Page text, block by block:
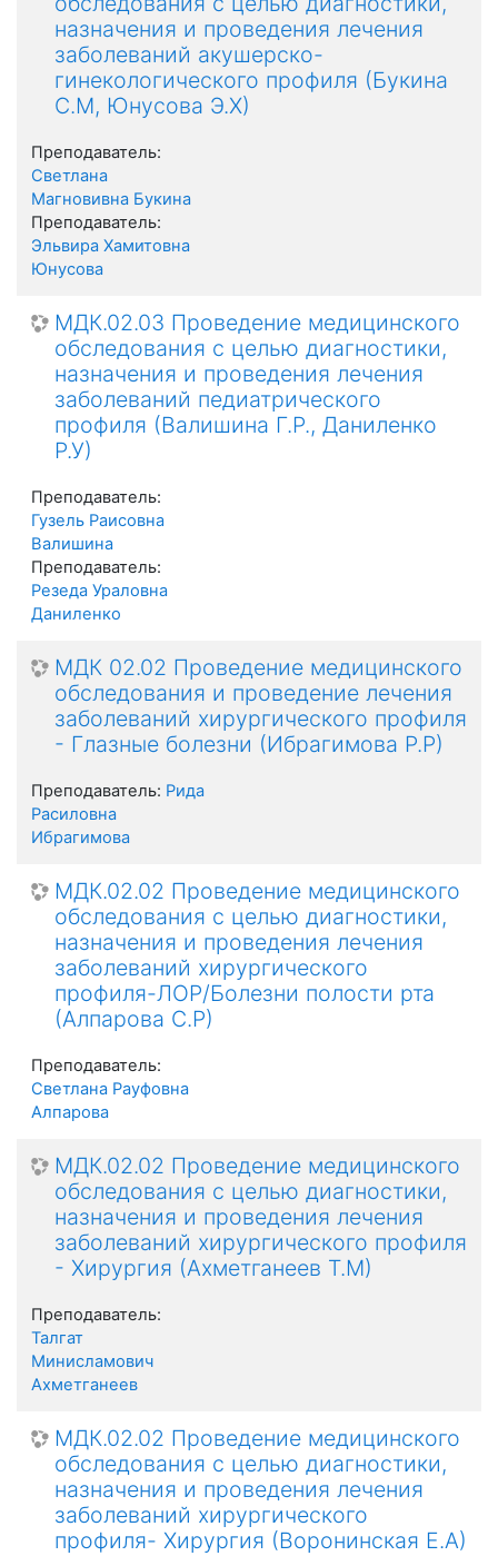
назначения и проведения лечения
заболеваний акушерско-
гинекологического профиля (Букина
С.М, Юнусова Э.Х)
Преподаватель:
Светлана
Магновивна Букина
Преподаватель:
Эльвира Хамитовна
Юнусова
МДК.02.03 Проведение медицинского
обследования с целью диагностики,
назначения и проведения лечения
заболеваний педиатрического
профиля (Валишина Г.Р., Даниленко
Р.У)
Преподаватель:
Гузель Раисовна
Валишина
Преподаватель:
Резеда Ураловна
Даниленко
МДК 02.02 Проведение медицинского
обследования и проведение лечения
заболеваний хирургического профиля
- Глазные болезни (Ибрагимова Р.Р)
Преподаватель: Рида
Расиловна
Ибрагимова
МДК.02.02 Проведение медицинского
обследования с целью диагностики,
назначения и проведения лечения
заболеваний хирургического
профиля-ЛОР/Болезни полости рта
(Алпарова С.Р)
Преподаватель:
Светлана Рауфовна
Алпарова
МДК.02.02 Проведение медицинского
обследования с целью диагностики,
назначения и проведения лечения
заболеваний хирургического профиля
- Хирургия (Ахметганеев Т.М)
Преподаватель:
Талгат
Минисламович
Ахметганеев
МДК.02.02 Проведение медицинского
обследования с целью диагностики,
назначения и проведения лечения
заболеваний хирургического
профиля- Хирургия (Воронинская Е.А)